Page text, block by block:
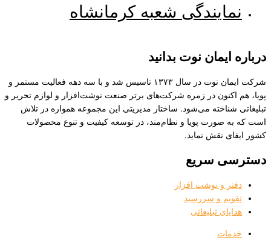
شعبه کرمانشاه
نوت بدانید
شرکت ایمان نوت در سال ۱۳۷۳ تاسیس شد و با سه دهه فعالیت مستمر و
در زمره شرکت‌های برتر صنعت نوشت‌افزار و لوازم تحریر و
می‌شود. ساختار مدیریتی این مجموعه همواره در تلاش
پویا و نظام‌مند، در توسعه کیفیت و تنوع محصولات
نقش نماید.
سریع
و نوشت افزار
و سررسید
تبلیغاتی